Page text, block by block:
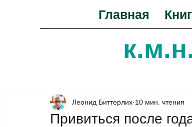
Главная
Привиться после
Леонид Биттерлих 10 мин. чтения